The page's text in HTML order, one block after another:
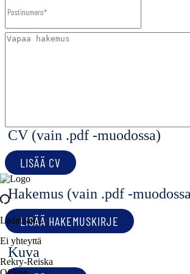
Ladataan...
Ei yhteyttä
Rekry-Reiska
CV (vain .pdf -muodossa)
LISÄÄ CV
Hakemus (vain .pdf -
LISÄÄ HAKEMUSKIRJE
Kuva